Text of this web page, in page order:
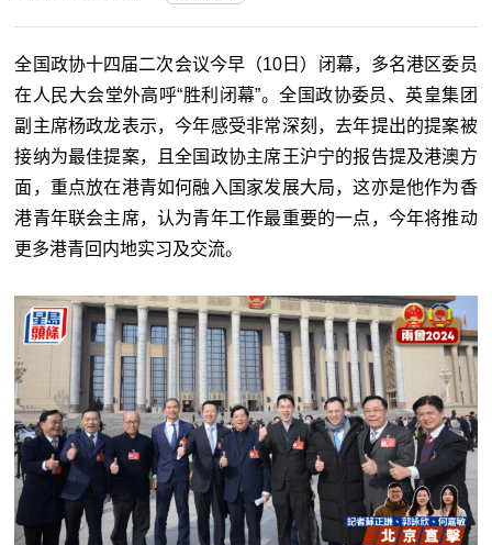
全国政协十四届二次会议今早（10日）闭幕，多名港区委员
在人民大会堂外高呼“胜利闭幕”。全国政协委员、英皇集团
副主席杨政龙表示，今年感受非常深刻，去年提出的提案被
接纳为最佳提案，且全国政协主席王沪宁的报告提及港澳方
面，重点放在港青如何融入国家发展大局，这亦是他作为香
港青年联会主席，认为青年工作最重要的一点，今年将推动
更多港青回内地实习及交流。